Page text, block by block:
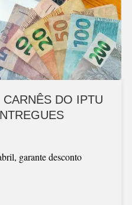
DO IPTU
garante desconto